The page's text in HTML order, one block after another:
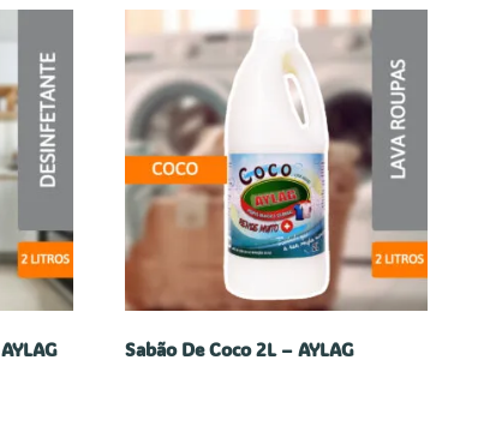
Sabão De Coco 2L – AYLAG